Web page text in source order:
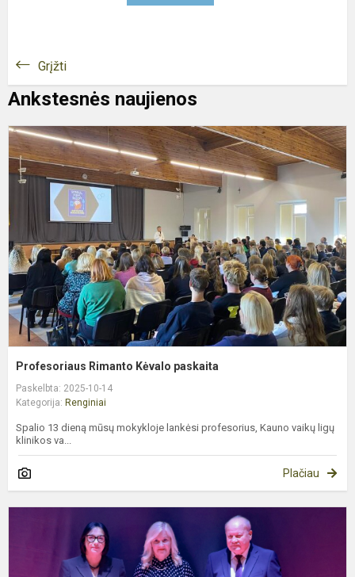
Grįžti
Ankstesnės naujienos
Profesoriaus Rimanto Kėvalo paskaita
Paskelbta: 2025-10-14
Kategorija: Renginiai
Spalio 13 dieną mūsų mokykloje lankėsi profesorius, Kauno vaikų ligų
klinikos va...
Plačiau